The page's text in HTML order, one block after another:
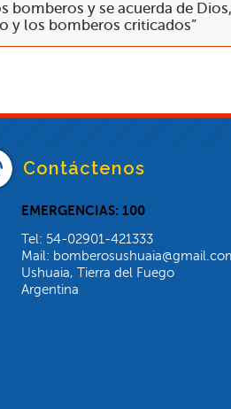
bomberos y se acuerda de
y los bomberos criticados”
Contáctenos
EMERGENCIAS: 100
Tel: 54-02901-421333
Mail:
Ushuaia, Tierra del Fuego
Argentina